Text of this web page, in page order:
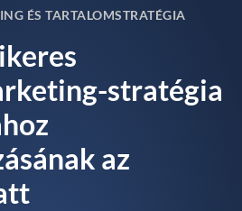
ÉS TARTALOMSTRATÉGIA
stratégia
az